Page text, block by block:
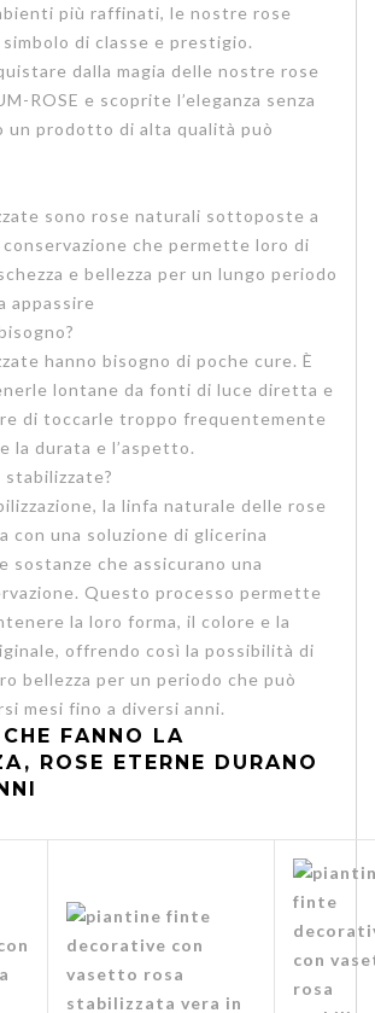
più raffinati, le nostre rose
di classe e prestigio.
dalla magia delle nostre rose
ROSE e scoprite l’eleganza senza
un prodotto di alta qualità può
sono rose naturali sottoposte a
che permette loro di
e bellezza per un lungo periodo
appassire
hanno bisogno di poche cure. È
lontane da fonti di luce diretta e
di toccarle troppo frequentemente
la durata e l’aspetto.
stabilizzate?
la linfa naturale delle rose
con una soluzione di glicerina
sostanze che assicurano una
Questo processo permette
la loro forma, il colore e la
offrendo così la possibilità di
bellezza per un periodo che può
mesi fino a diversi anni.
FANNO LA
ROSE ETERNE DURANO